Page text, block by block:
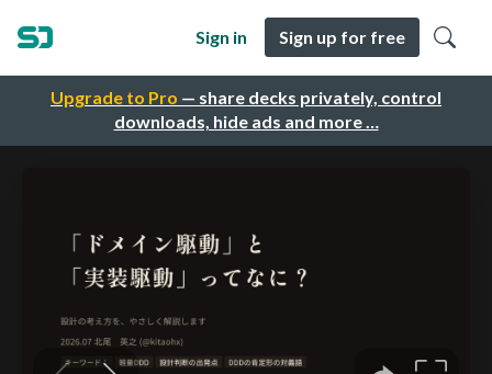
Upgrade to Pro — share decks privately, control
downloads, hide ads and more …
Sign in Sign up for free